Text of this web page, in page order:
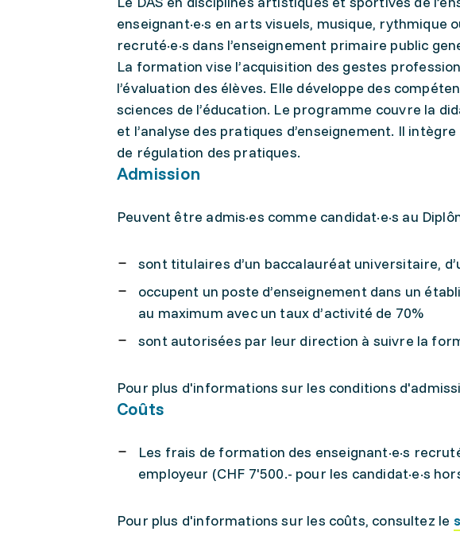
enseignant·e·s en arts visuels, musique, rythmique
recruté·e·s dans l’enseignement primaire public
La formation vise l’acquisition des gestes
l’évaluation des élèves. Elle développe des
sciences de l’éducation. Le programme couvre la
et l’analyse des pratiques d’enseignement. Il
de régulation des pratiques.
Admission
Peuvent être admis·es comme candidat·e·s au
sont titulaires d’un baccalauréat universitaire,
occupent un poste d’enseignement dans un
au maximum avec un taux d’activité de 70%
sont autorisées par leur direction à suivre la
Pour plus d'informations sur les conditions
Coûts
Les frais de formation des enseignant·e·s
employeur (CHF 7'500.- pour les candidat·e·s
Pour plus d'informations sur les coûts, consultez le